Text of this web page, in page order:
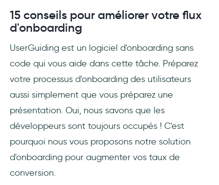
15 conseils pour améliorer votre flux
d'onboarding
UserGuiding est un logiciel d'onboarding sans
code qui vous aide dans cette tâche. Préparez
votre processus d'onboarding des utilisateurs
aussi simplement que vous préparez une
présentation. Oui, nous savons que les
développeurs sont toujours occupés ! C'est
pourquoi nous vous proposons notre solution
d'onboarding pour augmenter vos taux de
conversion.